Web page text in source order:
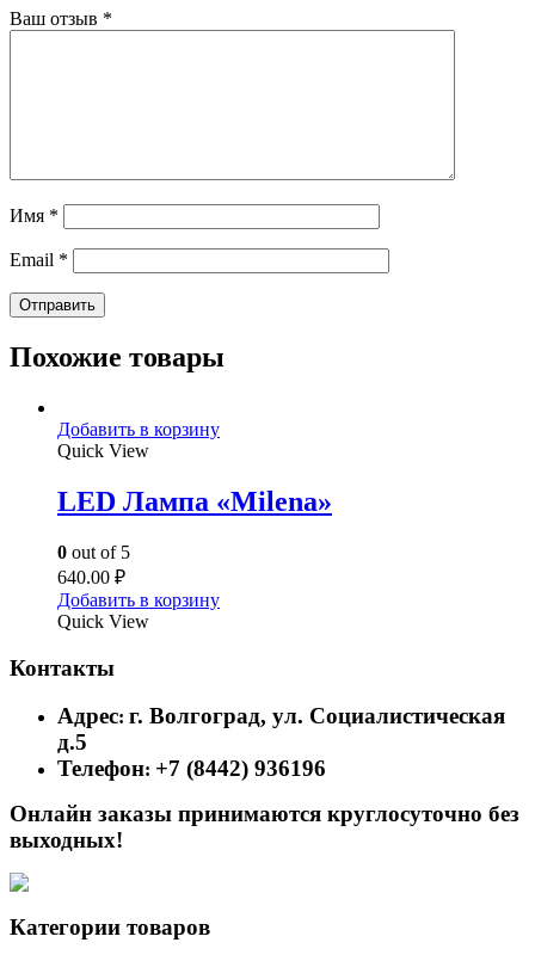
Ваш отзыв *
Имя *
Email *
Похожие товары
Добавить в корзину
Quick View
LED Лампа «Milena»
0 out of 5
640.00 ₽
Добавить в корзину
Quick View
Контакты
Адрес: г. Волгоград, ул. Социалистическая
д.5
Телефон: +7 (8442) 936196
Онлайн заказы принимаются круглосуточно без
выходных!
Категории товаров